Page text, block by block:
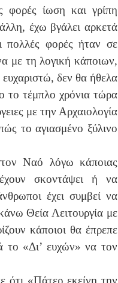
φορές ίωση και γρίπη
έχω βγάλει αρκετά
πολλές φορές ήταν σε
με τη λογική κάποιων,
δεν θα ήθελα
το τέμπλο χρόνια τώρα
με την Αρχαιολογία
το αγιασμένο ξύλινο
Ναό λόγω κάποιας
σκοντάψει ή να
έχει συμβεί να
Θεία Λειτουργία με
κάποιοι θα έπρεπε
το «Δι’ ευχών» να τον
ότι «Πάτερ εκείνη την